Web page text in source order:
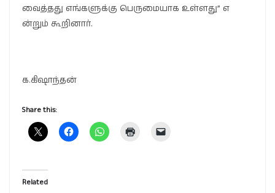
வைத்தது எங்களுக்கு பெருமையாக உள்ளது” எ
ன்றும் கூறினார்.
க.கிஷாந்தன்
Share this:
Related